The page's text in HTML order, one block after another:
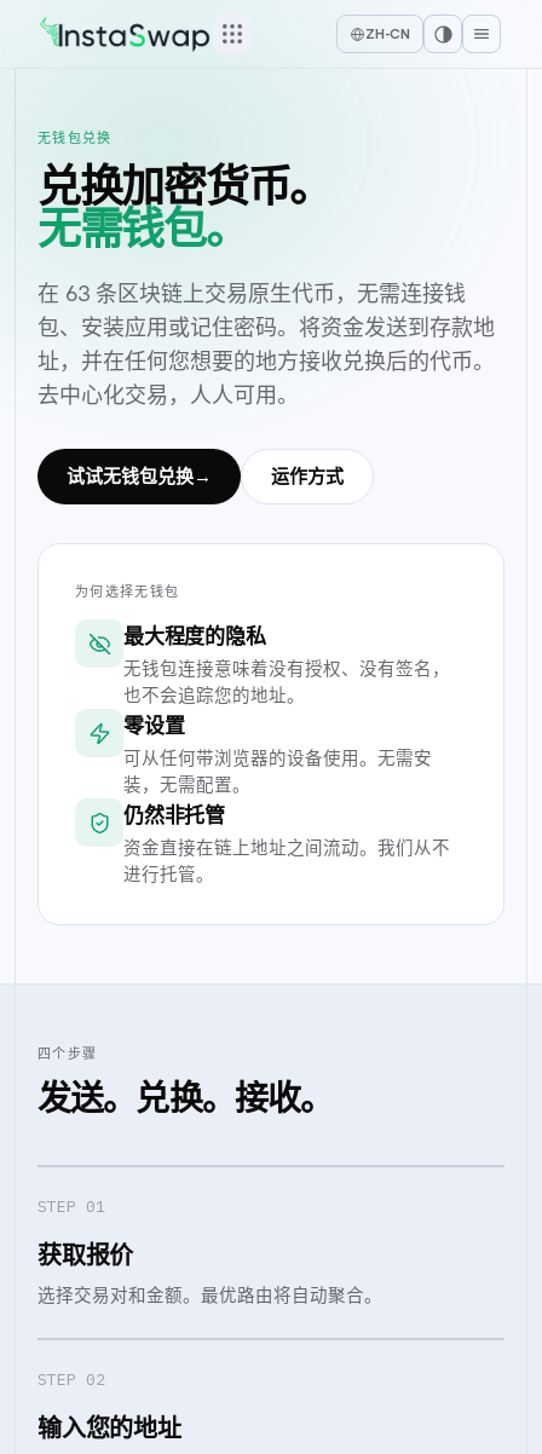
ZH-CN
无钱包兑换
兑换加密货币。
无需钱包。
在 63 条区块链上交易原生代币，无需连接钱
包、安装应用或记住密码。将资金发送到存款地
址，并在任何您想要的地方接收兑换后的代币。
去中心化交易，人人可用。
试试无钱包兑换→ 运作方式
为何选择无钱包
最大程度的隐私
无钱包连接意味着没有授权、没有签名，
也不会追踪您的地址。
零设置
可从任何带浏览器的设备使用。无需安
装，无需配置。
仍然非托管
资金直接在链上地址之间流动。我们从不
进行托管。
四个步骤
发送。兑换。接收。
STEP 01
获取报价
选择交易对和金额。最优路由将自动聚合。
STEP 02
输入您的地址